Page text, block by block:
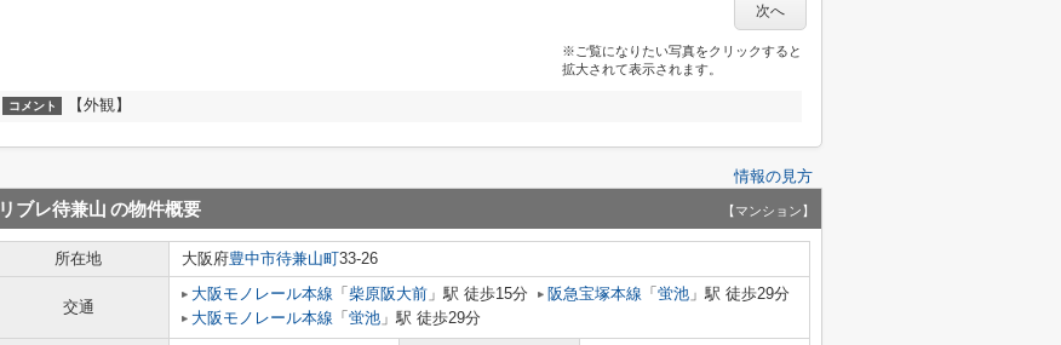
次へ
※ご覧になりたい写真をクリックすると
拡大されて表示されます。
コメント 【外観】
情報の見方
リブレ待兼山 の物件概要 【マンション】
所在地 大阪府豊中市待兼山町33-26
交通
大阪モノレール本線 「 柴原阪大前 」駅 徒歩15分 阪急宝塚本線 「 蛍池 」駅 徒歩29分
大阪モノレール本線 「 蛍池 」駅 徒歩29分